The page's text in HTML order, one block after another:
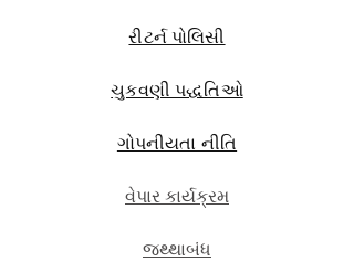
રીટર્ન પોલિસી
ચુકવણી પદ્ધતિઓ
ગોપનીયતા નીતિ
વેપાર કાર્યક્રમ
જથ્થાબંધ